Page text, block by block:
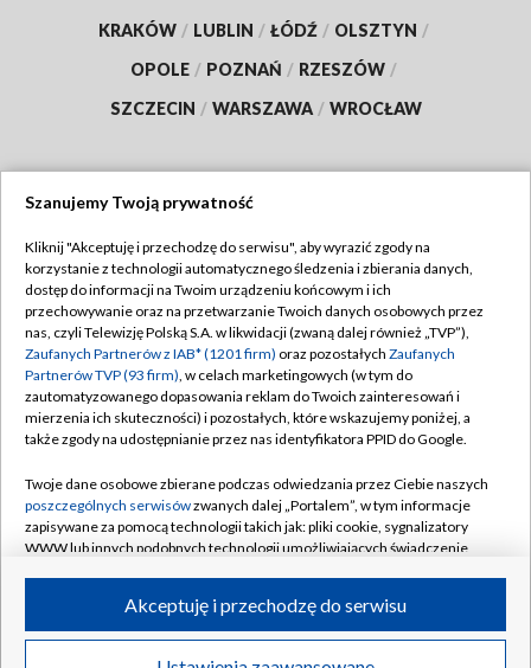
KRAKÓW / LUBLIN / ŁÓDŹ / OLSZTYN /
OPOLE / POZNAŃ / RZESZÓW /
SZCZECIN / WARSZAWA / WROCŁAW
TVP
Abonament TVP
Emisja w TVP
Centrum informacji TVP
Naziemna Telewizja Cyfrowa
Rada Programowa
System NOS
Informacje o nadawcy
Program dla prasy
Regulamin TVP
Polityka prywatności
Moje zgody
Pomoc
Kontakt
Kanały
©2026 Telewizja Polska S.A. w likwidacji
Szanujemy Twoją prywatność
Kliknij "Akceptuję i przechodzę do serwisu", aby wyrazić zgody na
korzystanie z technologii automatycznego śledzenia i zbierania danych,
dostęp do informacji na Twoim urządzeniu końcowym i ich
przechowywanie oraz na przetwarzanie Twoich danych osobowych przez
nas, czyli Telewizję Polską S.A. w likwidacji (zwaną dalej również „TVP”),
Zaufanych Partnerów z IAB* (1201 firm) oraz pozostałych Zaufanych
Partnerów TVP (93 firm), w celach marketingowych (w tym do
zautomatyzowanego dopasowania reklam do Twoich zainteresowań i
mierzenia ich skuteczności) i pozostałych, które wskazujemy poniżej, a
także zgody na udostępnianie przez nas identyfikatora PPID do Google.
Twoje dane osobowe zbierane podczas odwiedzania przez Ciebie naszych
poszczególnych serwisówzwanych dalej „Portalem”, w tym informacje
zapisywane za pomocą technologii takich jak: pliki cookie, sygnalizatory
WWW lub innych podobnych technologii umożliwiających świadczenie
ruchu w Internecie.
Twoje dane osobowe zbierane podczas odwiedzania przez Ciebie
Akceptuję i przechodzę do serwisu